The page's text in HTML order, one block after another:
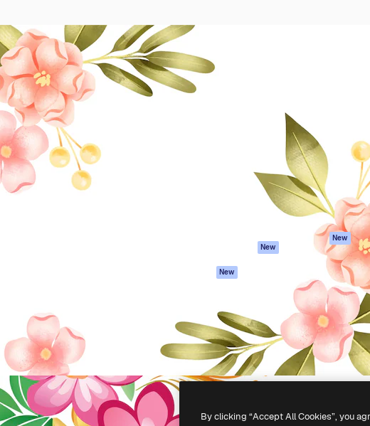
criativa para você direcionar
trabalho. Mais de 1 milhão de
entre criativos, empresas,
e estúdios.
Português
Produtos
Gerador de vídeos
New
New
Todas as
ferramentas
Academy
Documentação
Atendimento
Termos e
condições
Política de
privacidade
Originais New
Política de
Central de
confiabilidade
Afiliados
Empresas
© 2010-2026Freepik Company S.L.U.Todos os direitos reservados.
By clicking “Accept All Cookies”, you